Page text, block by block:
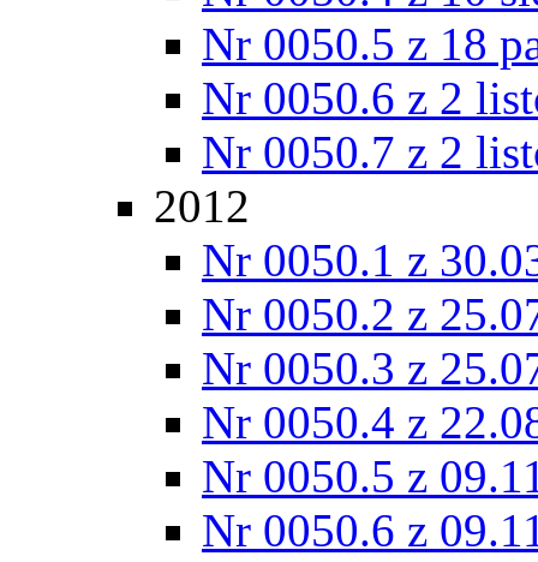
Nr 0050.5 z 18
Nr 0050.6 z 2
Nr 0050.7 z 2
2012
Nr 0050.1 z
Nr 0050.2 z
Nr 0050.3 z
Nr 0050.4 z
Nr 0050.5 z
Nr 0050.6 z